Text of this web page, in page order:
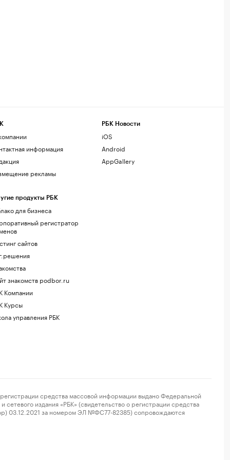
информация
рекламы
продукты РБК
для бизнеса
регистратор
сайтов
знакомств podbor.ru
Компании
Курсы
управления РБК
РБК Новости
iOS
Android
AppGallery
средства массовой информации выдано Федеральной
издания «РБК» (свидетельство о регистрации средства
03.12.2021 за номером ЭЛ №ФС77-82385) сопровождаются